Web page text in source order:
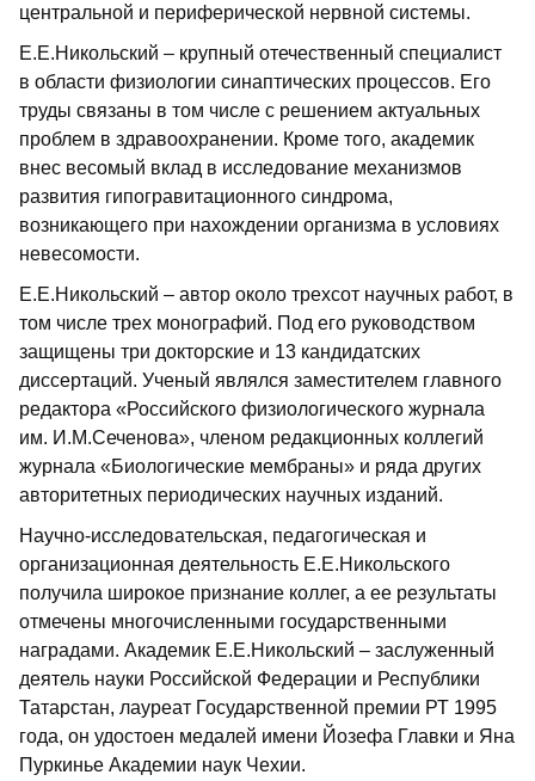
центральной и периферической нервной системы.
Е.Е.Никольский – крупный отечественный специалист
в области физиологии синаптических процессов. Его
труды связаны в том числе с решением актуальных
проблем в здравоохранении. Кроме того, академик
внес весомый вклад в исследование механизмов
развития гипогравитационного синдрома,
возникающего при нахождении организма в условиях
невесомости.
Е.Е.Никольский – автор около трехсот научных работ, в
том числе трех монографий. Под его руководством
защищены три докторские и 13 кандидатских
диссертаций. Ученый являлся заместителем главного
редактора «Российского физиологического журнала
им. И.М.Сеченова», членом редакционных коллегий
журнала «Биологические мембраны» и ряда других
авторитетных периодических научных изданий.
Научно-исследовательская, педагогическая и
организационная деятельность Е.Е.Никольского
получила широкое признание коллег, а ее результаты
отмечены многочисленными государственными
наградами. Академик Е.Е.Никольский – заслуженный
деятель науки Российской Федерации и Республики
Татарстан, лауреат Государственной премии РТ 1995
года, он удостоен медалей имени Йозефа Главки и Яна
Пуркинье Академии наук Чехии.